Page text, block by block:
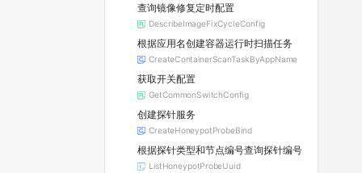
查询镜像修复定时配置
DescribeImageFixCycleConfig
根据应用名创建容器运行时扫描任务
CreateContainerScanTaskByAppName
获取开关配置
GetCommonSwitchConfig
创建探针服务
CreateHoneypotProbeBind
根据探针类型和节点编号查询探针编号
ListHoneypotProbeUuid